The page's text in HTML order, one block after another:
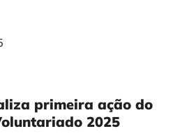
primeira ação do
2025